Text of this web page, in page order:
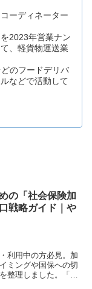
ーディネーター
2023年営業ナン
、軽貨物運送業
のフードデリバ
などで活動して
の「社会保険加
戦略ガイド｜や
利用中の方必見。加
ミングや国保への切
整理しました。「合